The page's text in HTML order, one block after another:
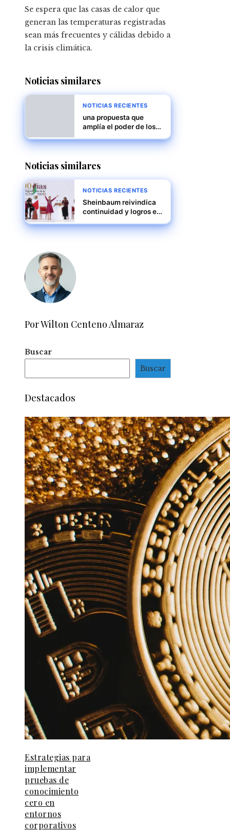
Se espera que las casas de calor que
generan las temperaturas registradas
sean más frecuentes y cálidas debido a
la crisis climática.
Noticias similares
NOTICIAS RECIENTES
una propuesta que
amplía el poder de los
inmigración y
Noticias similares
NOTICIAS RECIENTES
Sheinbaum reivindica
continuidad y logros en
ante miles en el Zócalo
Por Wilton Centeno Almaraz
Buscar
Buscar
Destacados
Estrategias para
implementar
pruebas de
conocimiento
cero en
entornos
corporativos